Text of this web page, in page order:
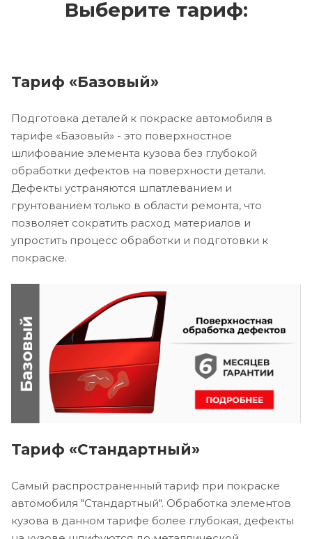
Выберите тариф:
Тариф «Базовый»
Подготовка деталей к покраске автомобиля в
тарифе «Базовый» - это поверхностное
шлифование элемента кузова без глубокой
обработки дефектов на поверхности детали.
Дефекты устраняются шпатлеванием и
грунтованием только в области ремонта, что
позволяет сократить расход материалов и
упростить процесс обработки и подготовки к
покраске.
Тариф «Стандартный»
Самый распространенный тариф при покраске
автомобиля "Стандартный". Обработка элементов
кузова в данном тарифе более глубокая, дефекты